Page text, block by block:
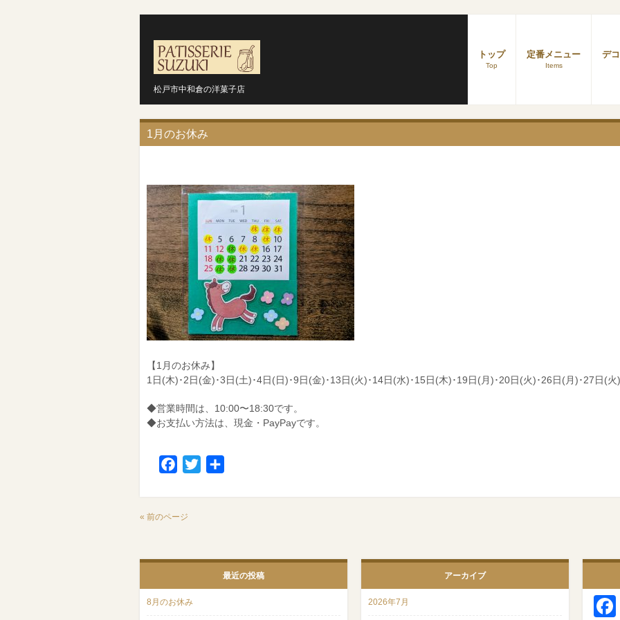
松戸市中和倉の洋菓子店
トップ
Top
定番メニュー
Items
デ
1月のお休み
【1月のお休み】
1日(木)･2日(金)･3日(土)･4日(日)･9日(金)･13日(火)･14日(水)･15日(木)･19日(月)･20日(火)･26日(月)･27日(火)
◆営業時間は、10:00〜18:30です。
◆お支払い方法は、現金・PayPayです。
Facebook
Twitter
« 前のページ
最近の投稿
8月のお休み
アーカイブ
2026年7月